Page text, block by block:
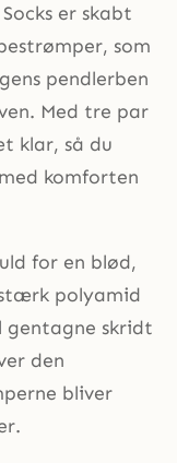
er skabt
som
pendlerben
Med tre par
klar, så du
komforten
for en blød,
polyamid
skridt
den
bliver